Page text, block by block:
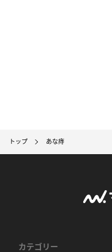
トップ あな痔
カテゴリー